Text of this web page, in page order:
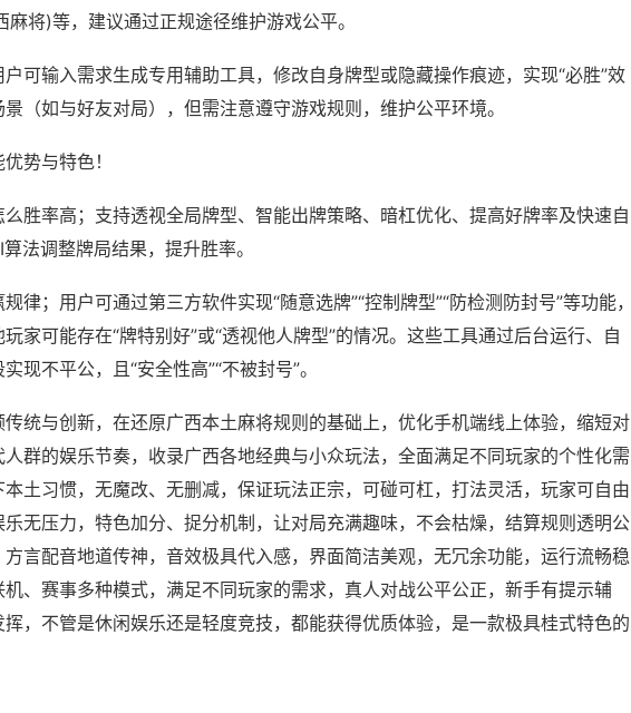
麻将)等，建议通过正规途径维护游戏公平。
可输入需求生成专用辅助工具，修改自身牌型或隐藏操作痕迹，实现“必胜”效
（如与好友对局），但需注意遵守游戏规则，维护公平环境。
势与特色！
胜率高；支持透视全局牌型、智能出牌策略、暗杠优化、提高好牌率及快速自
法调整牌局结果，提升胜率。
律；用户可通过第三方软件实现“随意选牌”“控制牌型”“防检测防封号”等功能，
家可能存在“牌特别好”或“透视他人牌型”的情况。这些工具通过后台运行、自
现不平公，且“安全性高”“不被封号”。
统与创新，在还原广西本土麻将规则的基础上，优化手机端线上体验，缩短对
群的娱乐节奏，收录广西各地经典与小众玩法，全面满足不同玩家的个性化需
土习惯，无魔改、无删减，保证玩法正宗，可碰可杠，打法灵活，玩家可自由
无压力，特色加分、捉分机制，让对局充满趣味，不会枯燥，结算规则透明公
言配音地道传神，音效极具代入感，界面简洁美观，无冗余功能，运行流畅稳
、赛事多种模式，满足不同玩家的需求，真人对战公平公正，新手有提示辅
，不管是休闲娱乐还是轻度竞技，都能获得优质体验，是一款极具桂式特色的